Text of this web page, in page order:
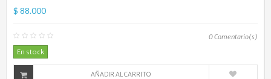
$ 88.000
0Comentario(s)
En stock
AÑADIR AL CARRITO